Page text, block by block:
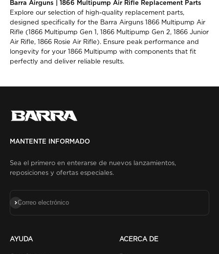
Barra Airguns | 1866 Multipump Air Rifle Replacement Parts
Explore our selection of high-quality replacement parts,
designed specifically for the Barra Airguns 1866 Multipump Air
Rifle (1866 Multipump Gen 1, 1866 Multipump Gen 2, 1866 Junior
Air Rifle, 1866 Rosie Air Rifle). Ensure peak performance and
longevity for your 1866 Multipump with components that fit
perfectly and deliver reliable results.
MANTENTE INFORMADO
Sea el primero en enterarse de nuevos lanzamientos,
reposiciones y ofertas especiales.
Correo electrónico
Suscribirse
AYUDA ACERCA DE